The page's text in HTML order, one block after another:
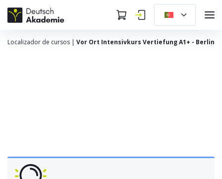
Localizador de cursos | Vor Ort Intensivkurs Vertiefung A1+ - Berlin